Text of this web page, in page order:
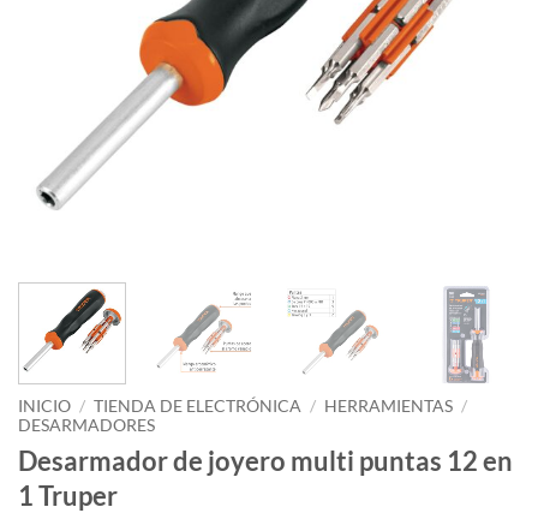
INICIO / TIENDA DE ELECTRÓNICA / HERRAMIENTAS /
DESARMADORES
Desarmador de joyero multi puntas 12 en
1 Truper